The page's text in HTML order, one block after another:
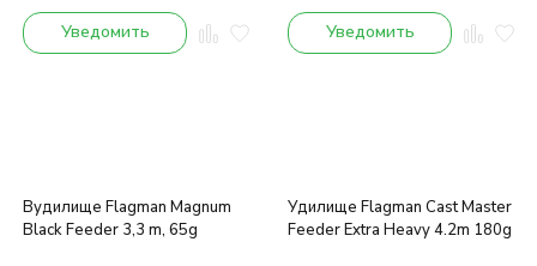
Уведомить Уведомить
Вудилище Flagman Magnum
Black Feeder 3,3 m, 65g
Удилище Flagman Cast Master
Feeder Extra Heavy 4.2m 180g